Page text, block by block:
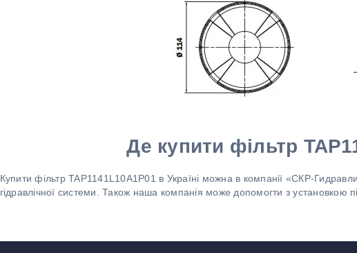
Де купити фільтр
Купити фільтр TAP1141L10A1P01 в Україні можна в компанії «СКР-
гідравлічної системи. Також наша компанія може допомогти з установкою